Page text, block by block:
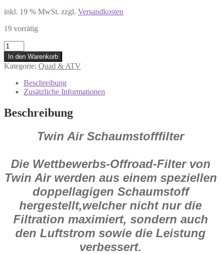
inkl. 19 % MwSt. zzgl. Versandkosten
19 vorrätig
151802
Twin
Air
Luftfilter
Kawasaki
450
R
Menge
In den Warenkorb
Kategorie: Quad & ATV
Beschreibung
Zusätzliche Informationen
Beschreibung
Twin Air Schaumstofffilter
Die Wettbewerbs-Offroad-Filter von
Twin Air werden aus einem speziellen
doppellagigen Schaumstoff
hergestellt,welcher nicht nur die
Filtration maximiert, sondern auch
den Luftstrom sowie die Leistung
verbessert.